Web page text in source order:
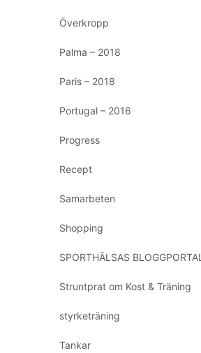
Överkropp
Palma – 2018
Paris – 2018
Portugal – 2016
Progress
Recept
Samarbeten
Shopping
SPORTHÄLSAS BLOGGPORTAL
Struntprat om Kost & Träning
styrketräning
Tankar